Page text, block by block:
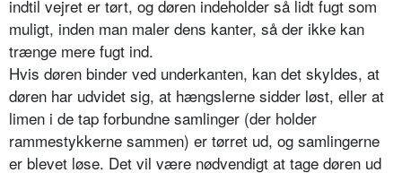
indtil vejret er tørt, og døren indeholder så lidt fugt som
muligt, inden man maler dens kanter, så der ikke kan
trænge mere fugt ind.
Hvis døren binder ved underkanten, kan det skyldes, at
døren har udvidet sig, at hængslerne sidder løst, eller at
limen i de tap forbundne samlinger (der holder
rammestykkerne sammen) er tørret ud, og samlingerne
er blevet løse. Det vil være nødvendigt at tage døren ud